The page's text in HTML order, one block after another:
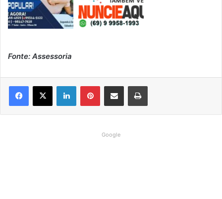
Fonte: Assessoria
Google